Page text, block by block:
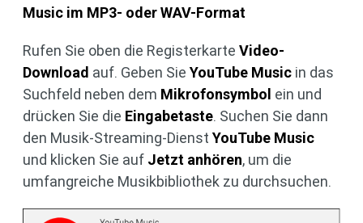
Music im MP3- oder WAV-Format
Rufen Sie oben die Registerkarte Video-
Download auf. Geben Sie YouTube Music in das
Suchfeld neben dem Mikrofonsymbol ein und
drücken Sie die Eingabetaste. Suchen Sie dann
den Musik-Streaming-Dienst YouTube Music
und klicken Sie auf Jetzt anhören, um die
umfangreiche Musikbibliothek zu durchsuchen.